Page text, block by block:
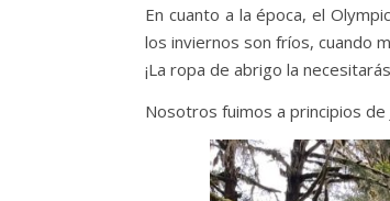
En cuanto a la época, el
los inviernos son fríos, cuando
¡La ropa de abrigo la
Nosotros fuimos a principios